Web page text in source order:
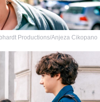
Productions/Anjeza Cikopano